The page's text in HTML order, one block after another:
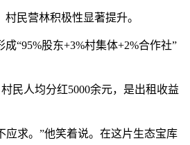
民营林积极性显著提升。
“95%股东+3%村集体+2%合作社”
民人均分红5000余元，是出租收益
求。”他笑着说。在这片生态宝库